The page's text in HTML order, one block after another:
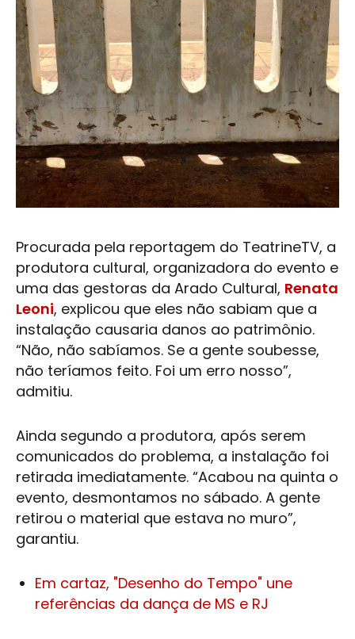
Procurada pela reportagem do TeatrineTV, a
produtora cultural, organizadora do evento e
uma das gestoras da Arado Cultural, Renata
Leoni, explicou que eles não sabiam que a
instalação causaria danos ao patrimônio.
“Não, não sabíamos. Se a gente soubesse,
não teríamos feito. Foi um erro nosso”,
admitiu.
Ainda segundo a produtora, após serem
comunicados do problema, a instalação foi
retirada imediatamente. “Acabou na quinta o
evento, desmontamos no sábado. A gente
retirou o material que estava no muro”,
garantiu.
Em cartaz, "Desenho do Tempo" une
referências da dança de MS e RJ